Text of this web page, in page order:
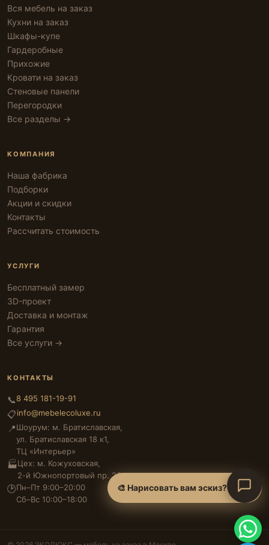
Вся мебель на заказ
Кухни на заказ
Шкафы-купе
Гардеробные
Прихожие
Кровати на заказ
Стеновые панели
Перегородки
Все разделы →
КОМПАНИЯ
Наша фабрика
Подборки
Акции и скидки
Контакты
Рассчитать стоимость
УСЛУГИ
Бесплатный замер
3D-проект
Доставка и монтаж
Гарантия
Все услуги →
КОНТАКТЫ
📞8 495 181-19-91
📋info@mebelecoluxe.ru
📍Шоурум: м. Братиславская,
ул. Братиславская 18 к1,
ТЦ «Интерьер»
🏭Цех: м. Кожуховская,
2-й Южнопортовый пр. 26
🕑Пн–Пт 9:00–20:00
Сб–Вс 10:00–18:00
🎨 Нарисовать вам эскиз?